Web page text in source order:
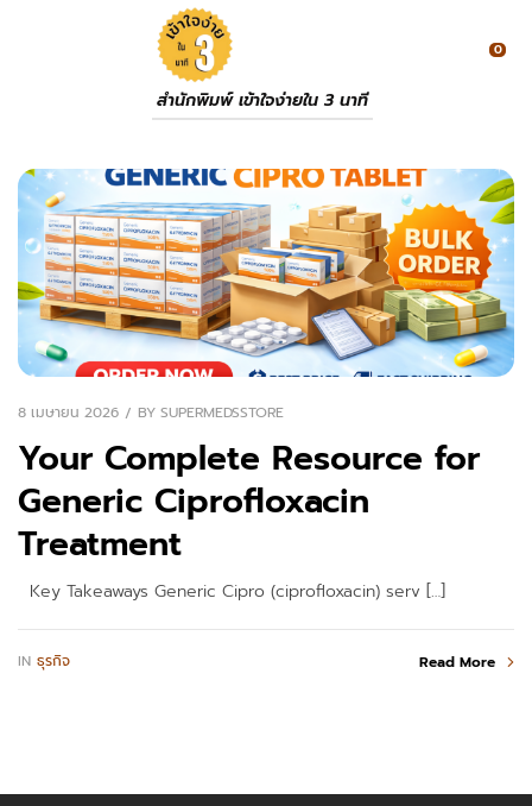
สำนักพิมพ์ เข้าใจง่ายใน 3 นาที
0
8 เมษายน 2026 BY SUPERMEDSSTORE
Your Complete Resource for
Generic Ciprofloxacin
Treatment
Key Takeaways Generic Cipro (ciprofloxacin) serv […]
IN ธุรกิจ Read More